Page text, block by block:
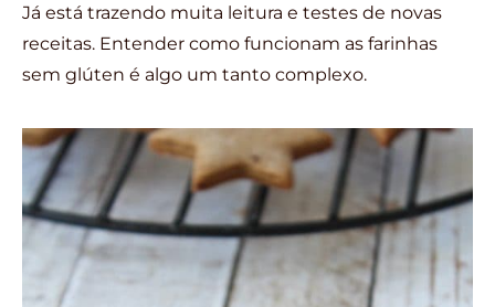
Já está trazendo muita leitura e testes de novas
receitas. Entender como funcionam as farinhas
sem glúten é algo um tanto complexo.